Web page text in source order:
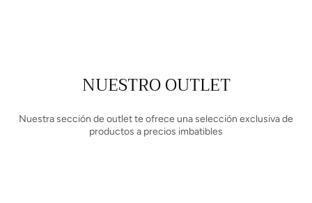
NUESTRO OUTLET
Nuestra sección de outlet te ofrece una selección exclusiva de
productos a precios imbatibles